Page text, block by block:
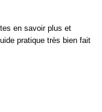
en savoir plus et
pratique très bien fait